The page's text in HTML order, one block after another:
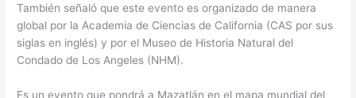
También señaló que este evento es organizado de manera
global por la Academia de Ciencias de California (CAS por sus
siglas en inglés) y por el Museo de Historia Natural del
Condado de Los Angeles (NHM).
Es un evento que pondrá a Mazatlán en el mapa mundial del